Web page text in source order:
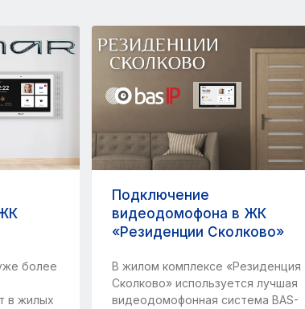
более
в жилых
Подключение
видеодомофона в ЖК
«Резиденции Сколково»
В жилом комплексе «Резиденция
Сколково» используется лучшая
видеодомофонная система BAS-